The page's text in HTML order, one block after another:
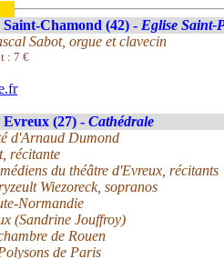
Saint-Chamond (42) - Eglise Saint-
Sabot, orgue et clavecin
: 7 €
Evreux (27) - Cathédrale
d'Arnaud Dumond
récitante
du théâtre d'Evreux, récitants
Wiezoreck, sopranos
Normandie
(Sandrine Jouffroy)
de Rouen
de Paris